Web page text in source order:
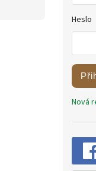
Heslo
Nová